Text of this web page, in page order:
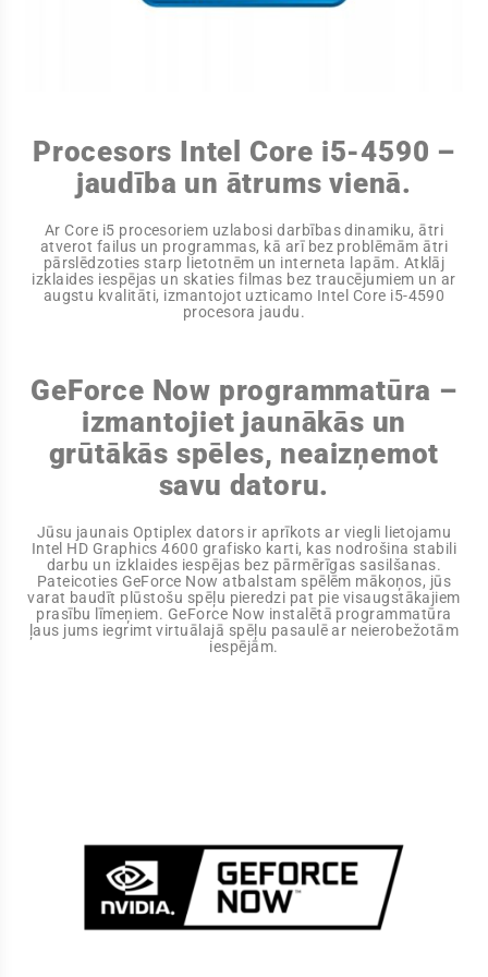
Procesors Intel Core i5-4590 –
jaudība un ātrums vienā.
Ar Core i5 procesoriem uzlabosi darbības dinamiku, ātri
atverot failus un programmas, kā arī bez problēmām ātri
pārslēdzoties starp lietotnēm un interneta lapām. Atklāj
izklaides iespējas un skaties filmas bez traucējumiem un ar
augstu kvalitāti, izmantojot uzticamo Intel Core i5-4590
procesora jaudu.
GeForce Now programmatūra –
izmantojiet jaunākās un
grūtākās spēles, neaizņemot
savu datoru.
Jūsu jaunais Optiplex dators ir aprīkots ar viegli lietojamu
Intel HD Graphics 4600 grafisko karti, kas nodrošina stabili
darbu un izklaides iespējas bez pārmērīgas sasilšanas.
Pateicoties GeForce Now atbalstam spēlēm mākoņos, jūs
varat baudīt plūstošu spēļu pieredzi pat pie visaugstākajiem
prasību līmeņiem. GeForce Now instalētā programmatūra
ļaus jums iegrimt virtuālajā spēļu pasaulē ar neierobežotām
iespējām.